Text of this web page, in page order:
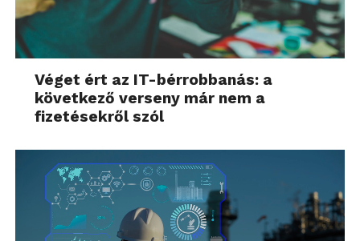
Véget ért az IT-bérrobbanás: a
következő verseny már nem a
fizetésekről szól